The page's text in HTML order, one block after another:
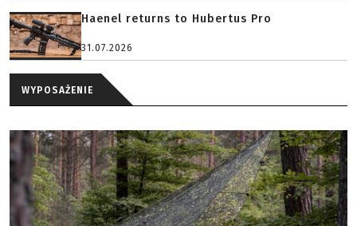
Haenel returns to Hubertus Pro
31.07.2026
WYPOSAŻENIE